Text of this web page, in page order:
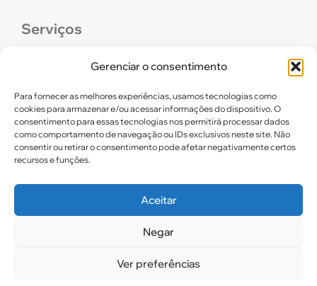
Gerenciar o consentimento
Para fornecer as melhores experiências, usamos tecnologias como
cookies para armazenar e/ou acessar informações do dispositivo. O
consentimento para essas tecnologias nos permitirá processar dados
como comportamento de navegação ou IDs exclusivos neste site. Não
consentir ou retirar o consentimento pode afetar negativamente certos
recursos e funções.
Aceitar
Negar
Ver preferências
Serviços
Links úteis
Certidão de Quitação Eleitoral
Parceiros CREF16